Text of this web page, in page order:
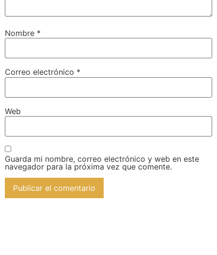
Nombre *
Correo electrónico *
Web
Guarda mi nombre, correo electrónico y web en este
navegador para la próxima vez que comente.